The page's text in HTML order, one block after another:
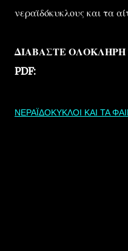
νεραϊδόκυκλους και τα
ΔΙΑΒΑΣΤΕ
PDF:
ΝΕΡΑΪΔΟΚΥΚΛΟΙ ΚΑΙ ΤΑ